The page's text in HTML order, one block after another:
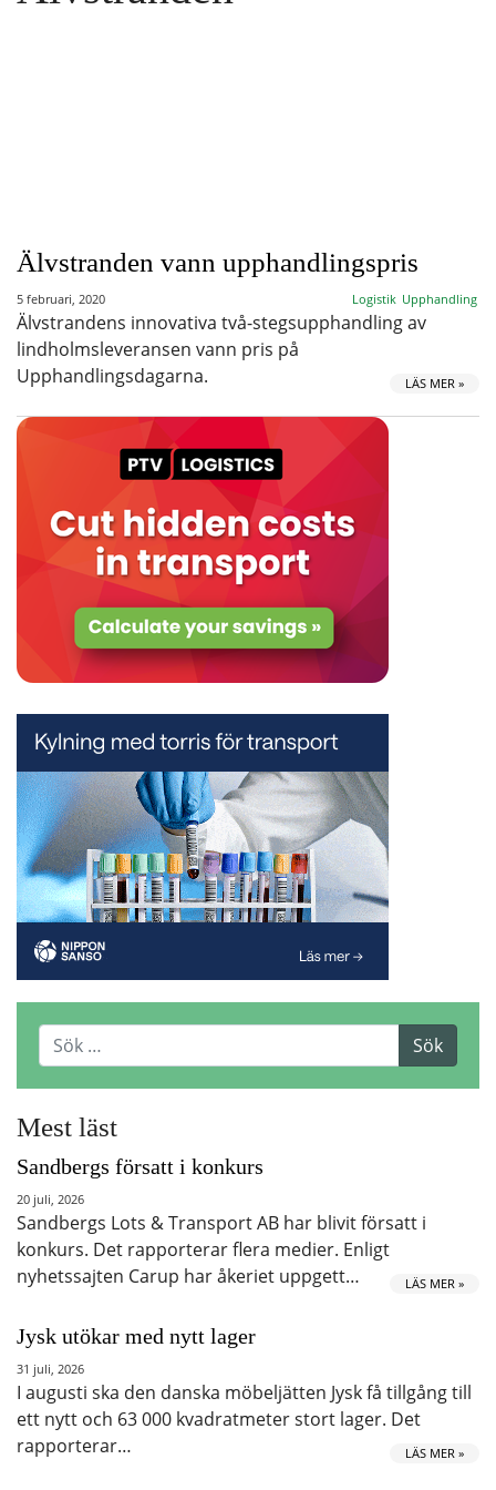
Älvstranden vann upphandlingspris
5 februari, 2020 Logistik Upphandling
Älvstrandens innovativa två-stegsupphandling av
lindholmsleveransen vann pris på
Upphandlingsdagarna.
LÄS MER »
Mest läst
Sandbergs försatt i konkurs
20 juli, 2026
Sandbergs Lots & Transport AB har blivit försatt i
konkurs. Det rapporterar flera medier. Enligt
nyhetssajten Carup har åkeriet uppgett…
LÄS MER »
Jysk utökar med nytt lager
31 juli, 2026
I augusti ska den danska möbeljätten Jysk få tillgång till
ett nytt och 63 000 kvadratmeter stort lager. Det
rapporterar…
LÄS MER »